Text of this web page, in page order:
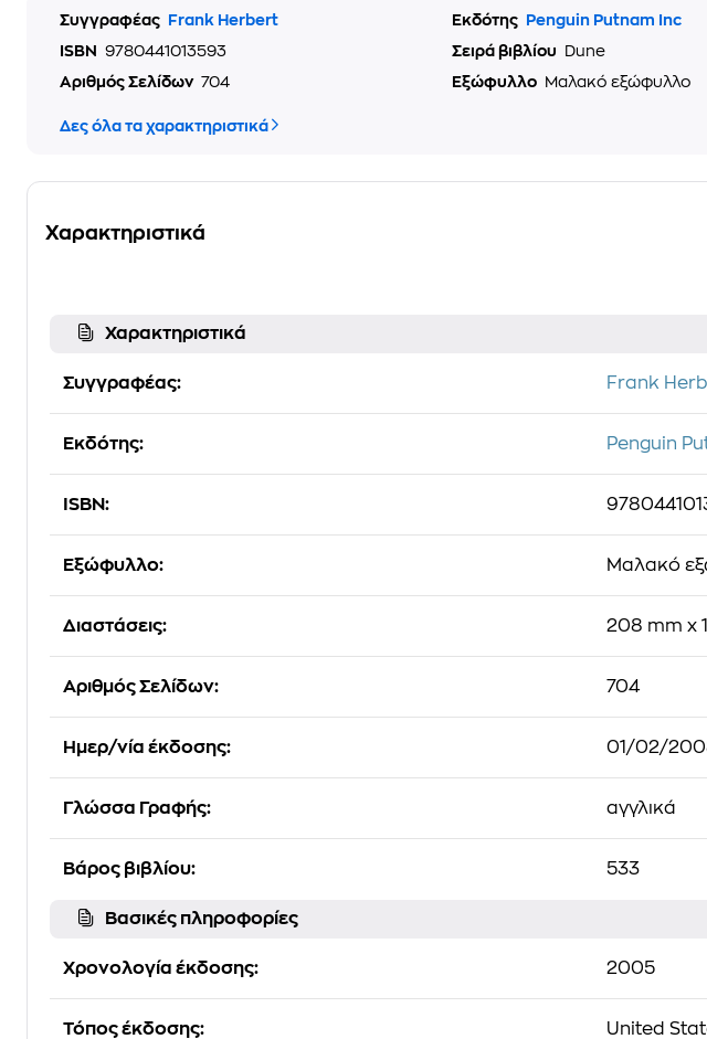
Συγγραφέας Frank Herbert Εκδότης
Penguin Putnam Inc
ISBN
9780441013593 Σειρά βιβλίου
Dune
Αριθμός Σελίδων 704 Εξώφυλλο Μαλακό εξώφυλλο
Δες όλα τα χαρακτηριστικά
Χαρακτηριστικά
Χαρακτηριστικά
Συγγραφέας: Frank
Εκδότης: Penguin
ISBN:
Εξώφυλλο: Μαλακό
Διαστάσεις: 208 mm x
Αριθμός Σελίδων: 704
Ημερ/νία έκδοσης: 01/02/
Γλώσσα Γραφής: αγγλικά
Βάρος βιβλίου: 533
Βασικές πληροφορίες
Χρονολογία έκδοσης: 2005
Τόπος έκδοσης: United